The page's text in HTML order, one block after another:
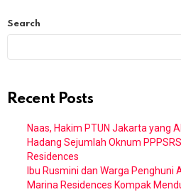
Search
Recent Posts
Naas, Hakim PTUN Jakarta yang
Hadang Sejumlah Oknum
Residences
Ibu Rusmini dan Warga
Marina Residences Kompak